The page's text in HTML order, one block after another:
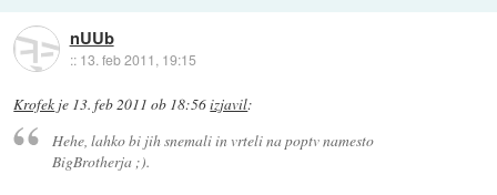
nUUb
:: 13. feb 2011, 19:15
Krofek je 13. feb 2011 ob 18:56izjavil:
Hehe, lahko bi jih snemali in vrteli na poptv namesto
BigBrotherja ;).